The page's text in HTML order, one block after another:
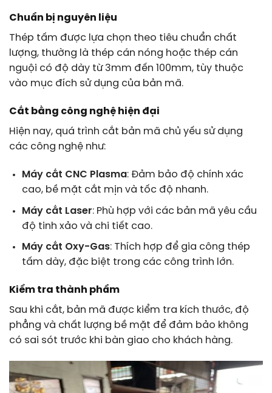
Chuẩn bị nguyên liệu
Thép tấm được lựa chọn theo tiêu chuẩn chất
lượng, thường là thép cán nóng hoặc thép cán
nguội có độ dày từ 3mm đến 100mm, tùy thuộc
vào mục đích sử dụng của bản mã.
Cắt bằng công nghệ hiện đại
Hiện nay, quá trình cắt bản mã chủ yếu sử dụng
các công nghệ như:
Máy cắt CNC Plasma: Đảm bảo độ chính xác
cao, bề mặt cắt mịn và tốc độ nhanh.
Máy cắt Laser: Phù hợp với các bản mã yêu cầu
độ tinh xảo và chi tiết cao.
Máy cắt Oxy-Gas: Thích hợp để gia công thép
tấm dày, đặc biệt trong các công trình lớn.
Kiểm tra thành phẩm
Sau khi cắt, bản mã được kiểm tra kích thước, độ
phẳng và chất lượng bề mặt để đảm bảo không
có sai sót trước khi bàn giao cho khách hàng.